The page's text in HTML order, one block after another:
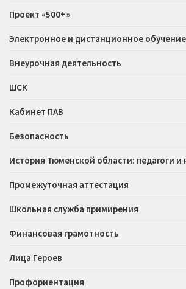
Проект «500+»
Электронное и дистанционное обучение
Внеурочная деятельность
ШСК
Кабинет ПАВ
Безопасность
История Тюменской области: педагоги и
Промежуточная аттестация
Школьная служба примирения
Финансовая грамотность
Лица Героев
Профориентация